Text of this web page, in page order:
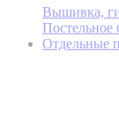
Вышивка,
Постельное
Отдельные